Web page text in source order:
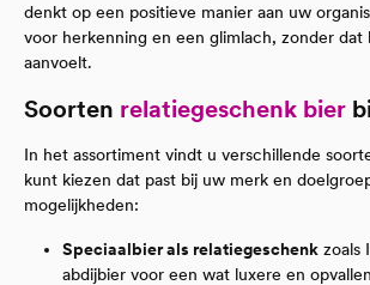
denkt op een positieve manier aan uw
voor herkenning en een glimlach, zonder
aanvoelt.
Soorten relatiegeschenk bier
In het assortiment vindt u verschillende
kunt kiezen dat past bij uw merk en
mogelijkheden:
Speciaalbier als relatiegeschenk zoals
abdijbier voor een wat luxere en